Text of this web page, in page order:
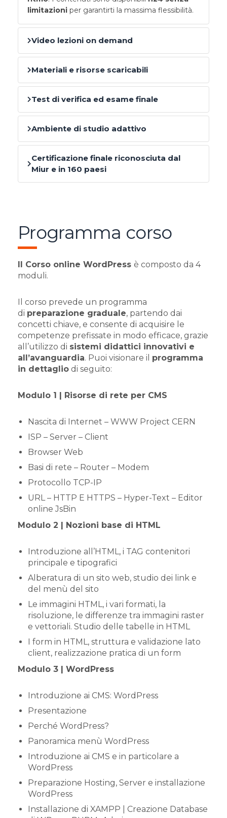
limitazioni per garantirti la massima flessibilità.
Video lezioni on demand
Materiali e risorse scaricabili
Test di verifica ed esame finale
Ambiente di studio adattivo
Certificazione finale riconosciuta dal
Miur e in 160 paesi
Programma corso
Il Corso online WordPress è composto da 4
moduli.
Il corso prevede un programma
di preparazione graduale, partendo dai
concetti chiave, e consente di acquisire le
competenze prefissate in modo efficace, grazie
all’utilizzo di sistemi didattici innovativi e
all’avanguardia. Puoi visionare il programma
in dettaglio di seguito:
Modulo 1 | Risorse di rete per CMS
Nascita di Internet – WWW Project CERN
ISP – Server – Client
Browser Web
Basi di rete – Router – Modem
Protocollo TCP-IP
URL – HTTP E HTTPS – Hyper-Text – Editor
online JsBin
Modulo 2 | Nozioni base di HTML
Introduzione all’HTML, i TAG contenitori
principale e tipografici
Alberatura di un sito web, studio dei link e
del menù del sito
Le immagini HTML, i vari formati, la
risoluzione, le differenze tra immagini raster
e vettoriali. Studio delle tabelle in HTML
I form in HTML, struttura e validazione lato
client, realizzazione pratica di un form
Modulo 3 | WordPress
Introduzione ai CMS: WordPress
Presentazione
Perché WordPress?
Panoramica menù WordPress
Introduzione ai CMS e in particolare a
WordPress
Preparazione Hosting, Server e installazione
WordPress
Installazione di XAMPP | Creazione Database